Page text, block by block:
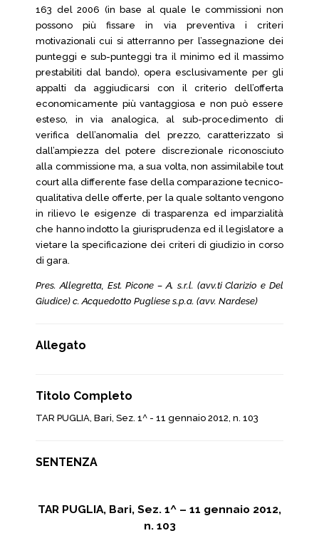
163 del 2006 (in base al quale le commissioni non
possono più fissare in via preventiva i criteri
motivazionali cui si atterranno per l’assegnazione dei
punteggi e sub-punteggi tra il minimo ed il massimo
prestabiliti dal bando), opera esclusivamente per gli
appalti da aggiudicarsi con il criterio dell’offerta
economicamente più vantaggiosa e non può essere
esteso, in via analogica, al sub-procedimento di
verifica dell’anomalia del prezzo, caratterizzato sì
dall’ampiezza del potere discrezionale riconosciuto
alla commissione ma, a sua volta, non assimilabile tout
court alla differente fase della comparazione tecnico-
qualitativa delle offerte, per la quale soltanto vengono
in rilievo le esigenze di trasparenza ed imparzialità
che hanno indotto la giurisprudenza ed il legislatore a
vietare la specificazione dei criteri di giudizio in corso
di gara.
Pres. Allegretta, Est. Picone – A. s.r.l. (avv.ti Clarizio e Del
Giudice) c. Acquedotto Pugliese s.p.a. (avv. Nardese)
Allegato
Titolo Completo
TAR PUGLIA, Bari, Sez. 1^ - 11 gennaio 2012, n. 103
SENTENZA
TAR PUGLIA, Bari, Sez. 1^ – 11 gennaio 2012,
n. 103